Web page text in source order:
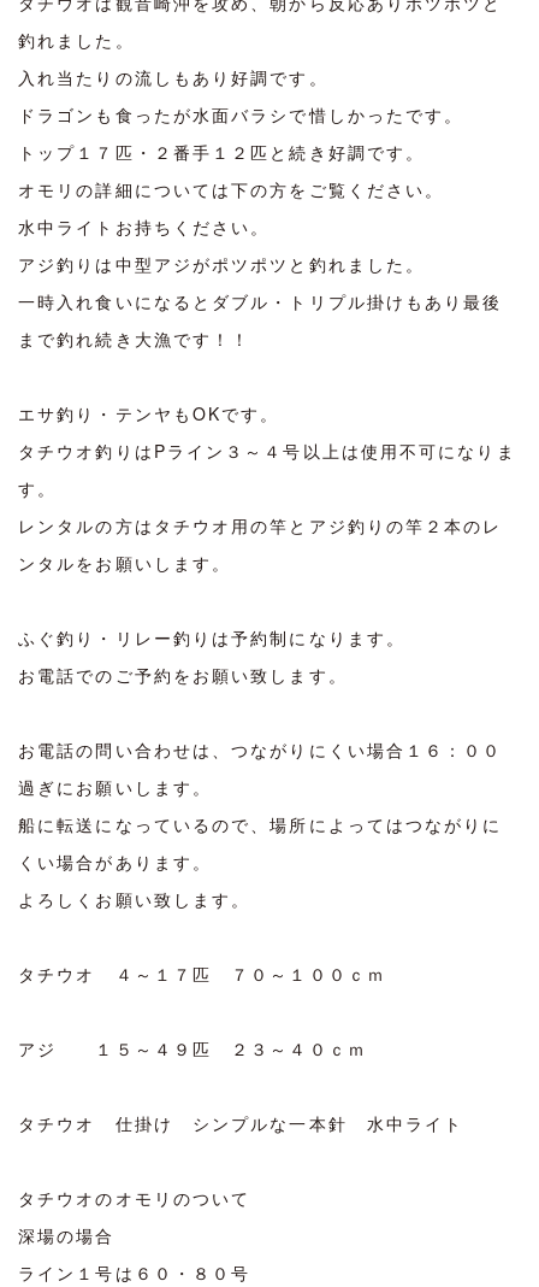
釣れました。
入れ当たりの流しもあり好調です。
ドラゴンも食ったが水面バラシで惜しかったです。
トップ１７匹・２番手１２匹と続き好調です。
オモリの詳細については下の方をご覧ください。
水中ライトお持ちください。
アジ釣りは中型アジがポツポツと釣れました。
一時入れ食いになるとダブル・トリプル掛けもあり最後
まで釣れ続き大漁です！！
エサ釣り・テンヤもOKです。
タチウオ釣りはPライン３～４号以上は使用不可になりま
す。
レンタルの方はタチウオ用の竿とアジ釣りの竿２本のレ
ンタルをお願いします。
ふぐ釣り・リレー釣りは予約制になります。
お電話でのご予約をお願い致します。
お電話の問い合わせは、つながりにくい場合１６：００
過ぎにお願いします。
船に転送になっているので、場所によってはつながりに
くい場合があります。
よろしくお願い致します。
タチウオ ４～１７匹 ７０～１００ｃｍ
アジ １５～４９匹 ２３～４０ｃｍ
タチウオ 仕掛け シンプルな一本針 水中ライト
タチウオのオモリのついて
深場の場合
ライン１号は６０・８０号